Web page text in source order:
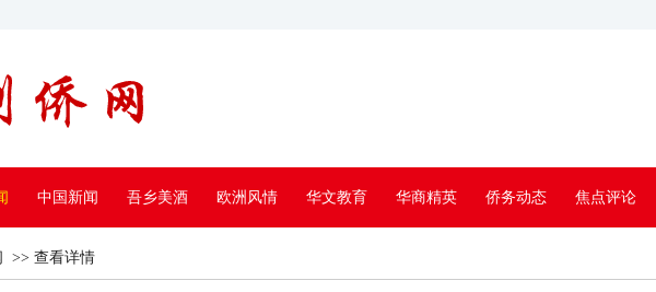
中国新闻 吾乡美酒 欧洲风情 华文教育 华商精英 侨务动态 焦点评论
>> 查看详情